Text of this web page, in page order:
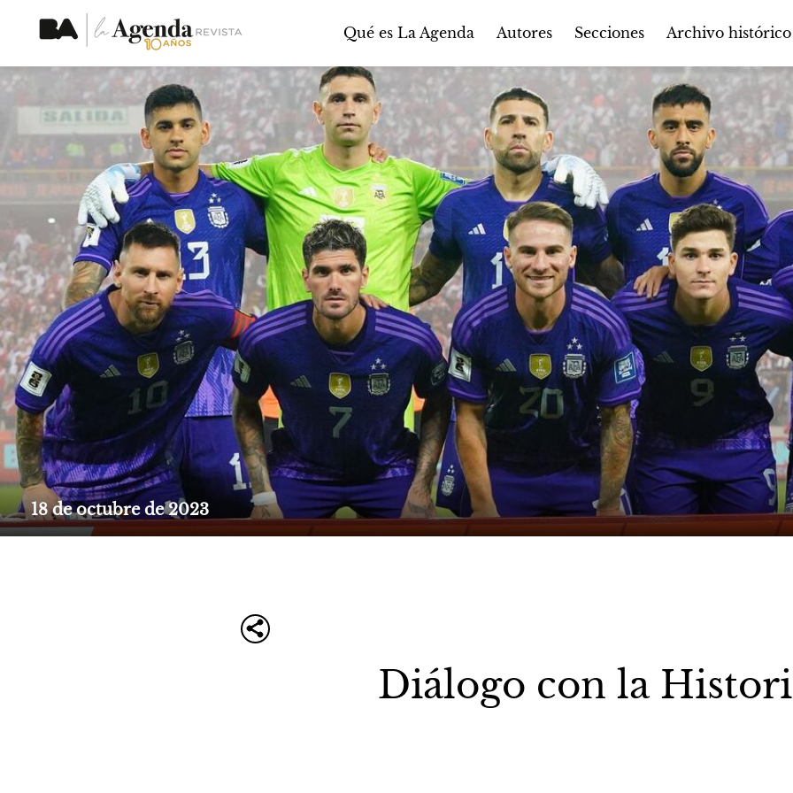
Qué es La Agenda Autores Secciones Archivo histórico
18 de octubre de 2023
Diálogo con la